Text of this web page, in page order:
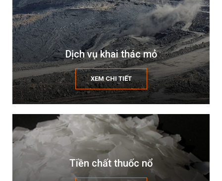
Dịch vụ khai thác mỏ
XEM CHI TIẾT
Tiền chất thuốc nổ